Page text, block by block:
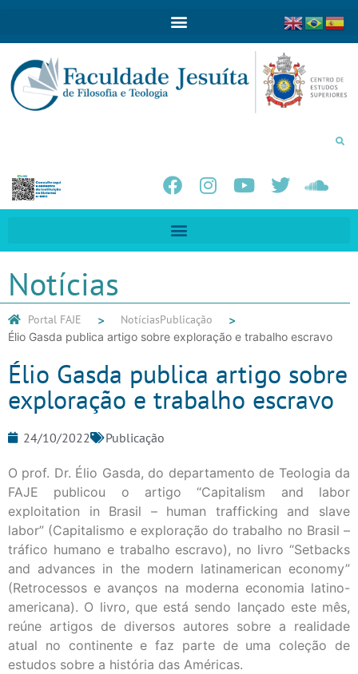
Notícias
Portal FAJE NotíciasPublicação
Élio Gasda publica artigo sobre exploração e trabalho escravo
Élio Gasda publica artigo sobre
exploração e trabalho escravo
24/10/2022 Publicação
O prof. Dr. Élio Gasda, do departamento de Teologia da
FAJE publicou o artigo “Capitalism and labor
exploitation in Brasil – human trafficking and slave
labor” (Capitalismo e exploração do trabalho no Brasil –
tráfico humano e trabalho escravo), no livro “Setbacks
and advances in the modern latinamerican economy”
(Retrocessos e avanços na moderna economia latino-
americana). O livro, que está sendo lançado este mês,
reúne artigos de diversos autores sobre a realidade
atual no continente e faz parte de uma coleção de
estudos sobre a história das Américas.